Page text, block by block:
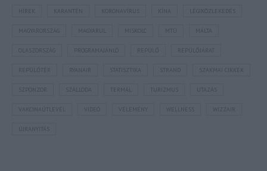
KARANTÉN LÉGIKÖZLEKEDÉS
MAGYARORSZÁG MTÜ MÁLTA
OLASZORSZÁG REPÜLŐJÁRAT
REPÜLŐTÉR STATISZTIKA STRAND SZAKMAI CIKKEK
SZPONZOR SZÁLLODA TERMÁL TURIZMUS UTAZÁS
VAKCINAÚTLEVÉL WIZZAIR
ÚJRANYITÁS